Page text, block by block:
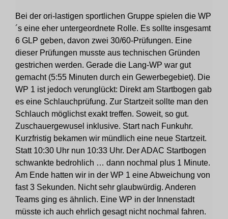
Bei der ori-lastigen sportlichen Gruppe spielen die WP
´s eine eher untergeordnete Rolle. Es sollte insgesamt
6 GLP geben, davon zwei 30/60-Prüfungen. Eine
dieser Prüfungen musste aus technischen Gründen
gestrichen werden. Gerade die Lang-WP war gut
gemacht (5:55 Minuten durch ein Gewerbegebiet). Die
WP 1 ist jedoch verunglückt: Direkt am Startbogen gab
es eine Schlauchprüfung. Zur Startzeit sollte man den
Schlauch möglichst exakt treffen. Soweit, so gut.
Zuschauergewusel inklusive. Start nach Funkuhr.
Kurzfristig bekamen wir mündlich eine neue Startzeit.
Statt 10:30 Uhr nun 10:33 Uhr. Der ADAC Startbogen
schwankte bedrohlich … dann nochmal plus 1 Minute.
Am Ende hatten wir in der WP 1 eine Abweichung von
fast 3 Sekunden. Nicht sehr glaubwürdig. Anderen
Teams ging es ähnlich. Eine WP in der Innenstadt
müsste ich auch ehrlich gesagt nicht nochmal fahren.